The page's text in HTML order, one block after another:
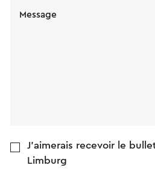
Message
J'aimerais recevoir le
Limburg